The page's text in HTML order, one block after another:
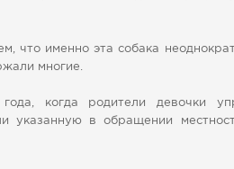
что именно эта собака
многие.
года, когда родители девочки
указанную в обращении